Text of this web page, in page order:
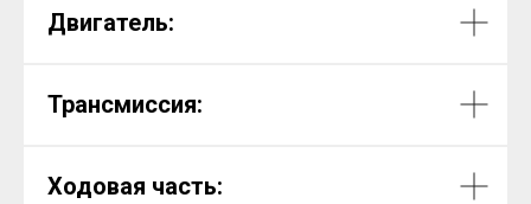
Двигатель:
Трансмиссия:
Ходовая часть: